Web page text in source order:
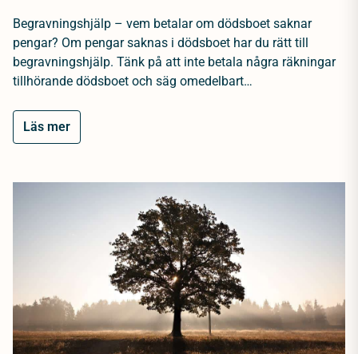
Begravningshjälp – vem betalar om dödsboet saknar
pengar? Om pengar saknas i dödsboet har du rätt till
begravningshjälp. Tänk på att inte betala några räkningar
tillhörande dödsboet och säg omedelbart…
Läs mer